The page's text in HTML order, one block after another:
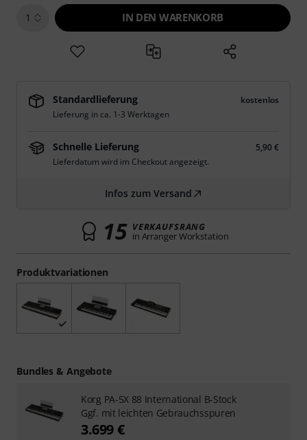
Produktvariationen
1 IN DEN WARENKORB
Standardlieferung
kostenlos
Lieferung in ca. 1-3 Werktagen
Schnelle Lieferung
5,90 €
Lieferdatum wird im Checkout angezeigt.
Infos zum Versand
15 VERKAUFSRANG
in Arranger Workstation
Bundles & Angebote
Korg PA-5X 88 International B-Stock
Ggf. mit leichten Gebrauchsspuren
3.699 €